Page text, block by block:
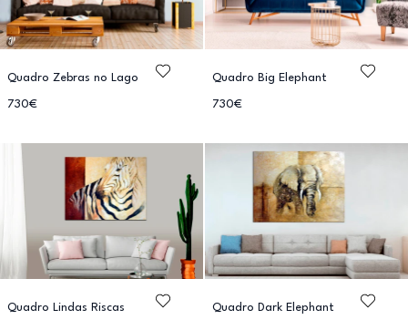
Quadro Zebras no Lago
730€
Quadro Big Elephant
730€
Quadro Lindas Riscas Quadro Dark Elephant